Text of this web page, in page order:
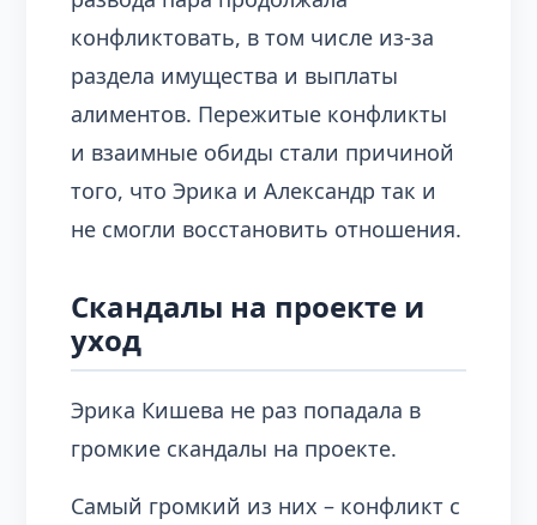
конфликтовать, в том числе из-за
раздела имущества и выплаты
алиментов. Пережитые конфликты
и взаимные обиды стали причиной
того, что Эрика и Александр так и
не смогли восстановить отношения.
Скандалы на проекте и
уход
Эрика Кишева не раз попадала в
громкие скандалы на проекте.
Самый громкий из них – конфликт с